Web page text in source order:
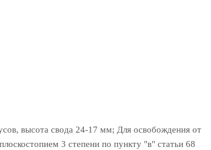
высота свода 24-17 мм; Для освобождения от
3 степени по пункту "в" статьи 68